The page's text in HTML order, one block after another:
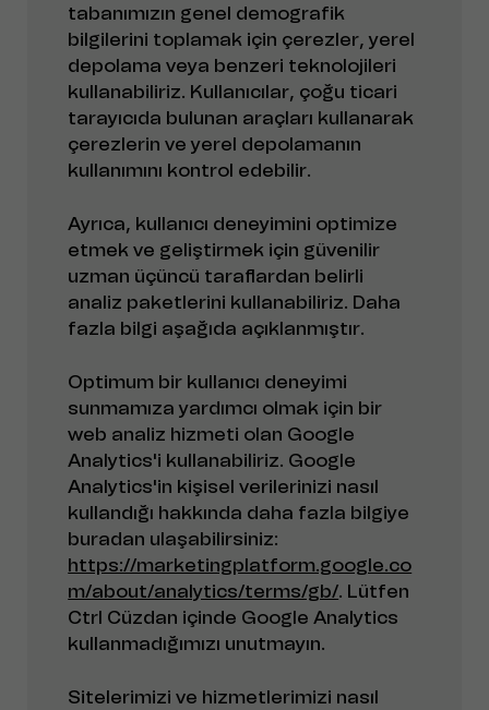
tabanımızın genel demografik
bilgilerini toplamak için çerezler, yerel
depolama veya benzeri teknolojileri
kullanabiliriz. Kullanıcılar, çoğu ticari
tarayıcıda bulunan araçları kullanarak
çerezlerin ve yerel depolamanın
kullanımını kontrol edebilir.
Ayrıca, kullanıcı deneyimini optimize
etmek ve geliştirmek için güvenilir
uzman üçüncü taraflardan belirli
analiz paketlerini kullanabiliriz. Daha
fazla bilgi aşağıda açıklanmıştır.
Optimum bir kullanıcı deneyimi
sunmamıza yardımcı olmak için bir
web analiz hizmeti olan Google
Analytics'i kullanabiliriz. Google
Analytics'in kişisel verilerinizi nasıl
kullandığı hakkında daha fazla bilgiye
buradan ulaşabilirsiniz:
https://marketingplatform.google.co
m/about/analytics/terms/gb/. Lütfen
Ctrl Cüzdan içinde Google Analytics
kullanmadığımızı unutmayın.
Sitelerimizi ve hizmetlerimizi nasıl